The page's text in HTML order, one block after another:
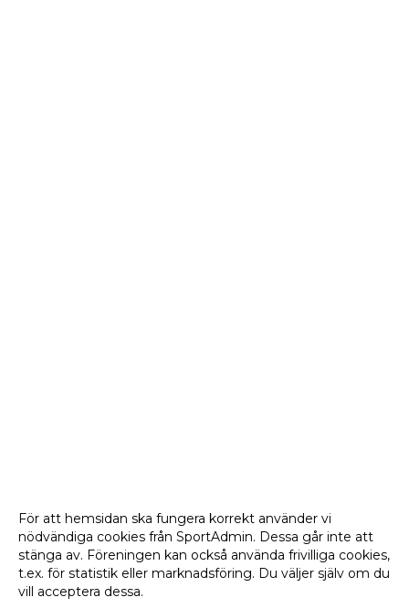
För att hemsidan ska fungera korrekt använder vi
nödvändiga cookies från SportAdmin. Dessa går inte att
stänga av. Föreningen kan också använda frivilliga cookies,
t.ex. för statistik eller marknadsföring. Du väljer själv om du
vill acceptera dessa.